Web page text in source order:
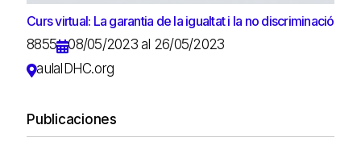
Curs virtual: La garantia de la igualtat i la no discriminació
8855
08/05/2023 al 26/05/2023
aulaIDHC.org
Publicaciones